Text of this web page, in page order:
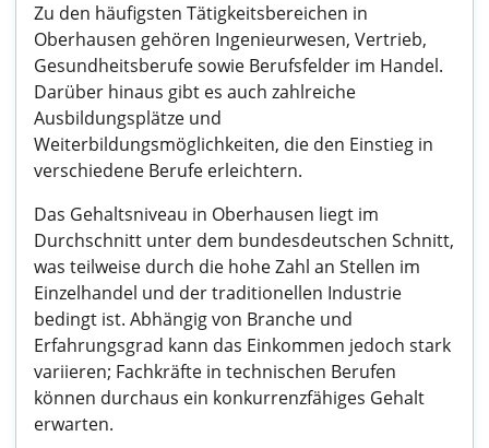
Zu den häufigsten Tätigkeitsbereichen in
Oberhausen gehören Ingenieurwesen, Vertrieb,
Gesundheitsberufe sowie Berufsfelder im Handel.
Darüber hinaus gibt es auch zahlreiche
Ausbildungsplätze und
Weiterbildungsmöglichkeiten, die den Einstieg in
verschiedene Berufe erleichtern.
Das Gehaltsniveau in Oberhausen liegt im
Durchschnitt unter dem bundesdeutschen Schnitt,
was teilweise durch die hohe Zahl an Stellen im
Einzelhandel und der traditionellen Industrie
bedingt ist. Abhängig von Branche und
Erfahrungsgrad kann das Einkommen jedoch stark
variieren; Fachkräfte in technischen Berufen
können durchaus ein konkurrenzfähiges Gehalt
erwarten.